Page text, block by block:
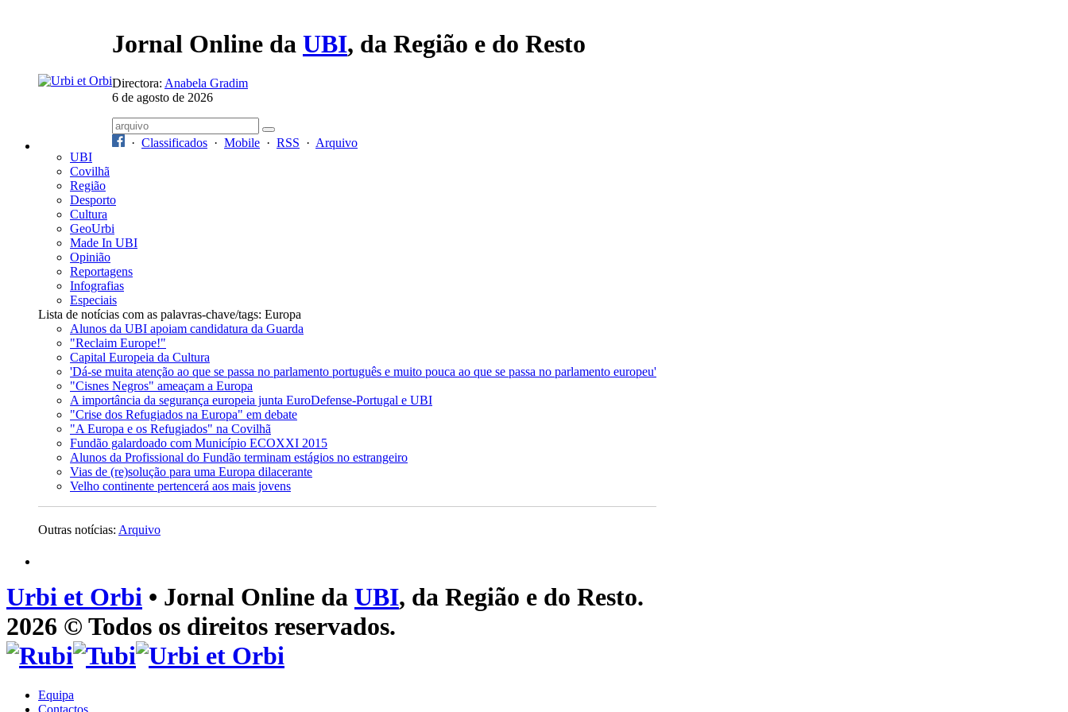
Jornal Online da UBI, da Região e do Resto
Directora: Anabela Gradim
6 de agosto de 2026
· Classificados · Mobile · RSS · Arquivo
UBI
Covilhã
Região
Desporto
Cultura
GeoUrbi
Made In UBI
Opinião
Reportagens
Infografias
Especiais
Lista de notícias com as palavras-chave/tags: Europa
Alunos da UBI apoiam candidatura da Guarda
"Reclaim Europe!"
Capital Europeia da Cultura
'Dá-se muita atenção ao que se passa no parlamento português e muito pouca ao que se passa no parlamento europeu'
"Cisnes Negros" ameaçam a Europa
A importância da segurança europeia junta EuroDefense-Portugal e UBI
"Crise dos Refugiados na Europa" em debate
"A Europa e os Refugiados" na Covilhã
Fundão galardoado com Município ECOXXI 2015
Alunos da Profissional do Fundão terminam estágios no estrangeiro
Vias de (re)solução para uma Europa dilacerante
Velho continente pertencerá aos mais jovens
Outras notícias: Arquivo
Urbi et Orbi • Jornal Online da UBI, da Região e do Resto.
2026 © Todos os direitos reservados.
Equipa
Contactos